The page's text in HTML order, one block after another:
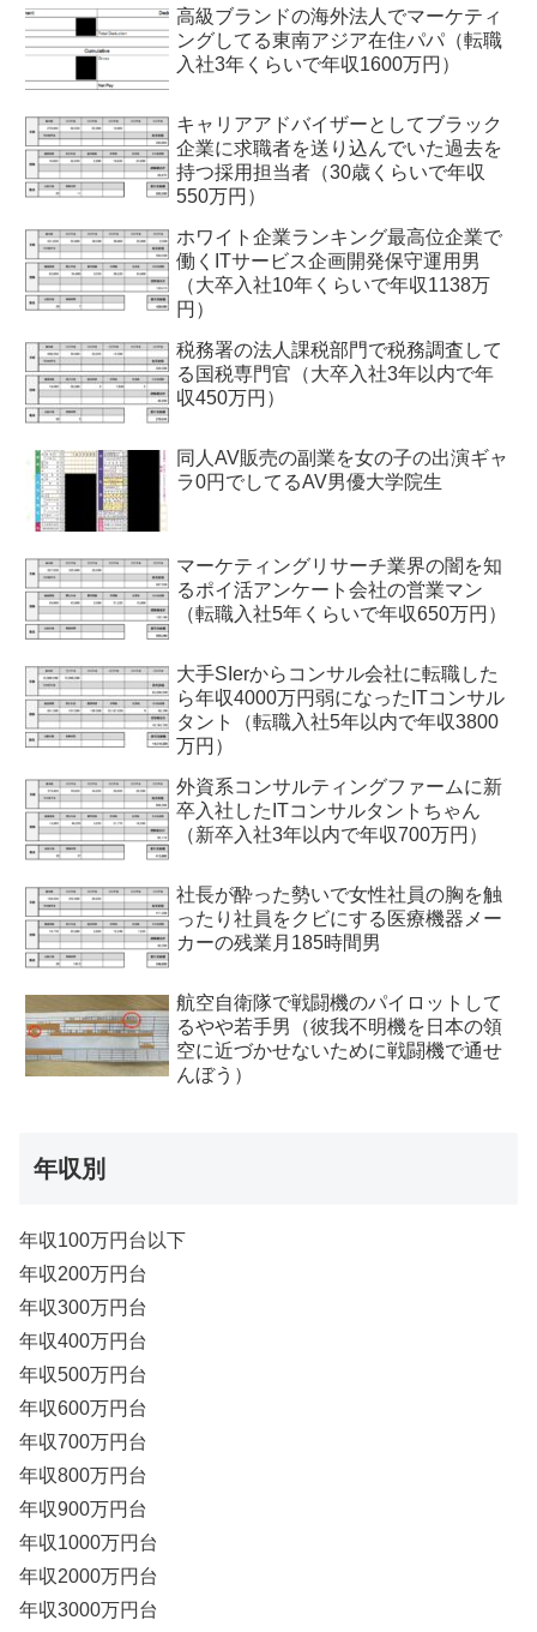
高級ブランドの海外法人でマーケティ
ングしてる東南アジア在住パパ（転職
入社3年くらいで年収1600万円）
キャリアアドバイザーとしてブラック
企業に求職者を送り込んでいた過去を
持つ採用担当者（30歳くらいで年収
550万円）
ホワイト企業ランキング最高位企業で
働くITサービス企画開発保守運用男
（大卒入社10年くらいで年収1138万
円）
税務署の法人課税部門で税務調査して
る国税専門官（大卒入社3年以内で年
収450万円）
同人AV販売の副業を女の子の出演ギャ
ラ0円でしてるAV男優大学院生
マーケティングリサーチ業界の闇を知
るポイ活アンケート会社の営業マン
（転職入社5年くらいで年収650万円）
大手SIerからコンサル会社に転職した
ら年収4000万円弱になったITコンサル
タント（転職入社5年以内で年収3800
万円）
外資系コンサルティングファームに新
卒入社したITコンサルタントちゃん
（新卒入社3年以内で年収700万円）
社長が酔った勢いで女性社員の胸を触
ったり社員をクビにする医療機器メー
カーの残業月185時間男
航空自衛隊で戦闘機のパイロットして
るやや若手男（彼我不明機を日本の領
空に近づかせないために戦闘機で通せ
んぼう）
年収別
年収100万円台以下
年収200万円台
年収300万円台
年収400万円台
年収500万円台
年収600万円台
年収700万円台
年収800万円台
年収900万円台
年収1000万円台
年収2000万円台
年収3000万円台